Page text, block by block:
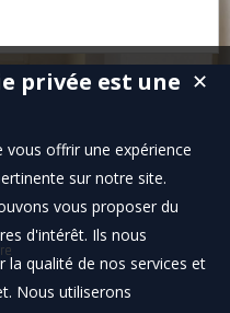
✕
privée est une
offrir une expérience
sur notre site.
vous proposer du
d'intérêt. Ils nous
qualité de nos services et
Nous utiliserons